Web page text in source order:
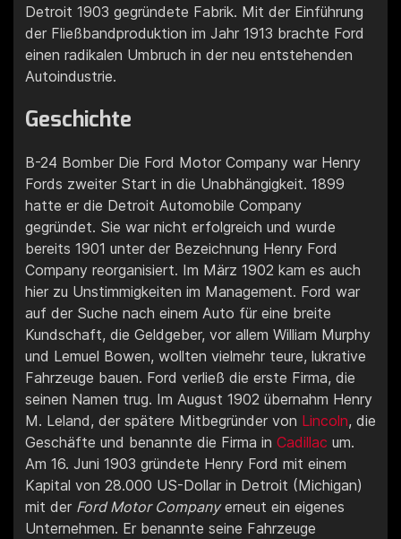
Detroit 1903 gegründete Fabrik. Mit der Einführung
der Fließbandproduktion im Jahr 1913 brachte Ford
einen radikalen Umbruch in der neu entstehenden
Autoindustrie.
Geschichte
B-24 Bomber Die Ford Motor Company war Henry
Fords zweiter Start in die Unabhängigkeit. 1899
hatte er die Detroit Automobile Company
gegründet. Sie war nicht erfolgreich und wurde
bereits 1901 unter der Bezeichnung Henry Ford
Company reorganisiert. Im März 1902 kam es auch
hier zu Unstimmigkeiten im Management. Ford war
auf der Suche nach einem Auto für eine breite
Kundschaft, die Geldgeber, vor allem William Murphy
und Lemuel Bowen, wollten vielmehr teure, lukrative
Fahrzeuge bauen. Ford verließ die erste Firma, die
seinen Namen trug. Im August 1902 übernahm Henry
M. Leland, der spätere Mitbegründer von Lincoln, die
Geschäfte und benannte die Firma in Cadillac um.
Am 16. Juni 1903 gründete Henry Ford mit einem
Kapital von 28.000 US-Dollar in Detroit (Michigan)
mit der Ford Motor Companyerneut ein eigenes
Unternehmen. Er benannte seine Fahrzeuge